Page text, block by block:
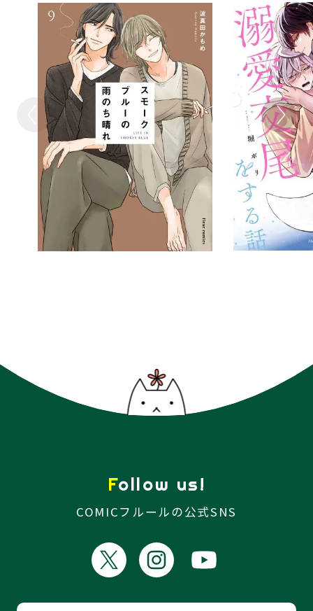
Follow us!
COMICフルールの公式SNS